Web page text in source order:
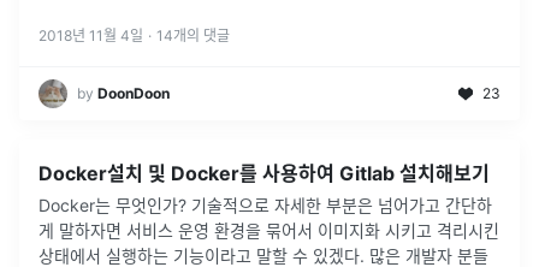
2018년 11월 4일 · 14개의 댓글
by DoonDoon 23
Docker설치 및 Docker를 사용하여 Gitlab 설치해보기
Docker는 무엇인가? 기술적으로 자세한 부분은 넘어가고 간단하
게 말하자면 서비스 운영 환경을 묶어서 이미지화 시키고 격리시킨
상태에서 실행하는 기능이라고 말할 수 있겠다. 많은 개발자 분들